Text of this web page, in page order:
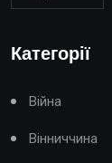
Категорії
Війна
Вінниччина